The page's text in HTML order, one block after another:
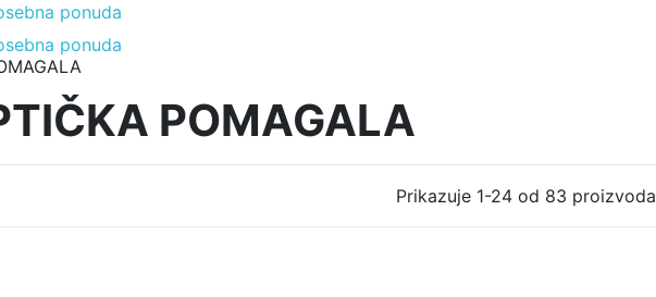
ponuda
POMAGALA
Prikazuje 1-24 od 83 proizvoda